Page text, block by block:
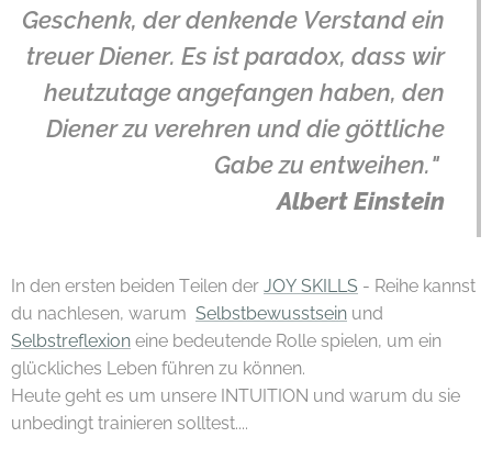
Geschenk, der denkende Verstand ein
treuer Diener. Es ist paradox, dass wir
heutzutage angefangen haben, den
Diener zu verehren und die göttliche
Gabe zu entweihen."
Albert Einstein
In den ersten beiden Teilen der JOY SKILLS - Reihe kannst
du nachlesen, warum Selbstbewusstsein und
Selbstreflexion eine bedeutende Rolle spielen, um ein
glückliches Leben führen zu können.
Heute geht es um unsere INTUITION und warum du sie
unbedingt trainieren solltest....